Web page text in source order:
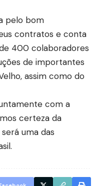
pelo bom
contratos e conta
400 colaboradores
de importantes
assim como do
com a
certeza da
uma das